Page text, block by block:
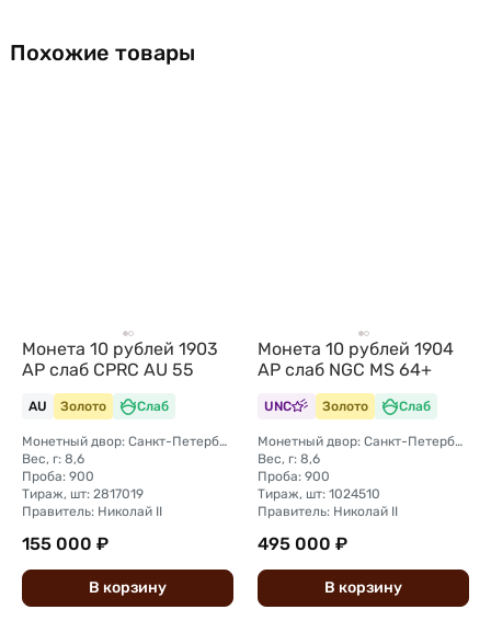
Похожие товары
Монета 10 рублей 1903
АР слаб CPRC AU 55
AU Золото Слаб
Монетный двор: Санкт-Петербургский монетный двор
Вес, г: 8,6
Проба: 900
Тираж, шт: 2817019
Правитель: Николай II
155 000 ₽
В корзину
Монета 10 рублей 1904
АР слаб NGC MS 64+
UNC Золото Слаб
Монетный двор: Санкт-Петербургский монетный двор
Вес, г: 8,6
Проба: 900
Тираж, шт: 1024510
Правитель: Николай II
495 000 ₽
В корзину